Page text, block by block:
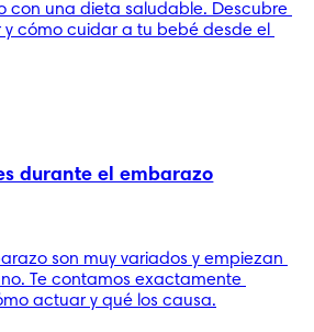
con una dieta saludable. Descubre
y cómo cuidar a tu bebé desde el
durante el embarazo
son muy variados y empiezan
Te contamos exactamente
actuar y qué los causa.